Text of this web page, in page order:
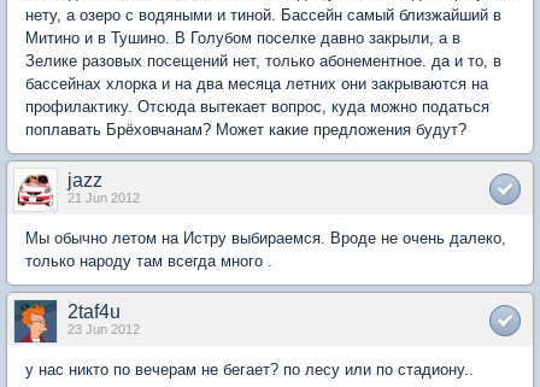
нету, а озеро с водяными и тиной. Бассейн самый близжайший в
Митино и в Тушино. В Голубом поселке давно закрыли, а в
Зелике разовых посещений нет, только абонементное. да и то, в
бассейнах хлорка и на два месяца летних они закрываются на
профилактику. Отсюда вытекает вопрос, куда можно податься
поплавать Брёховчанам? Может какие предложения будут?
jazz
21 Jun 2012
Мы обычно летом на Истру выбираемся. Вроде не очень далеко,
только народу там всегда много .
2taf4u
23 Jun 2012
у нас никто по вечерам не бегает? по лесу или по стадиону..